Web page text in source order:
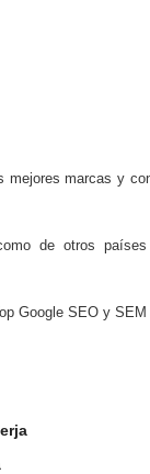
mejores marcas y
de otros
Google SEO y SEM